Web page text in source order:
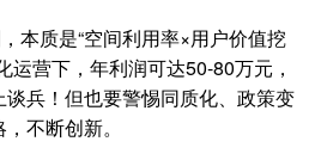
本质是“空间利用率×用户价值挖
运营下，年利润可达50-80万元，
兵！但也要警惕同质化、政策变
不断创新。